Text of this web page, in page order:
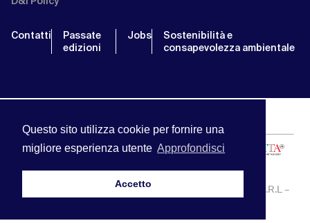
Questo sito utilizza cookie per fornire una
migliore esperienza utente Approfondisci
Accetto
Contatti
Passate
edizioni
Jobs
Sostenibilità e
consapevolezza ambientale
MIA | Mercato Internazionale Audiovisivo | APA SERVICE S.R.L –